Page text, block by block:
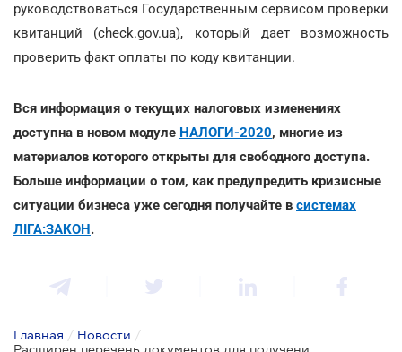
руководствоваться Государственным сервисом проверки
квитанций (check.gov.ua), который дает возможность
проверить факт оплаты по коду квитанции.
Вся информация о текущих налоговых изменениях
доступна в новом модуле НАЛОГИ-2020, многие из
материалов которого открыты для свободного доступа.
Больше информации о том, как предупредить кризисные
ситуации бизнеса уже сегодня получайте в системах
ЛІГА:ЗАКОН.
Главная / Новости /